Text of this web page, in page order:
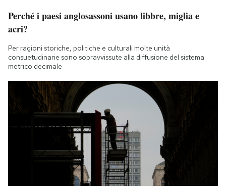
Perché i paesi anglosassoni usano libbre, miglia e
acri?
Per ragioni storiche, politiche e culturali molte unità
consuetudinarie sono sopravvissute alla diffusione del sistema
metrico decimale